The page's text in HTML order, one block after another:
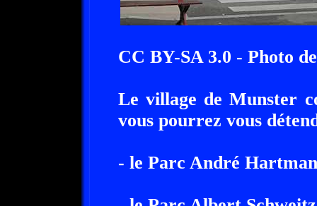
CC BY-SA 3.0 - Photo
Le village de Munster
vous pourrez vous
- le Parc André